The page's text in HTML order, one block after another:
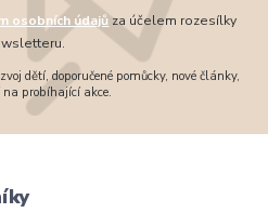
osobních údajůza účelem rozesílky
dětí, doporučené pomůcky, nové články,
na probíhající akce.